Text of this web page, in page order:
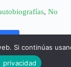
,No
Si continúas
privacidad